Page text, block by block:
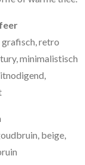
retro
minimalistisch
beige,